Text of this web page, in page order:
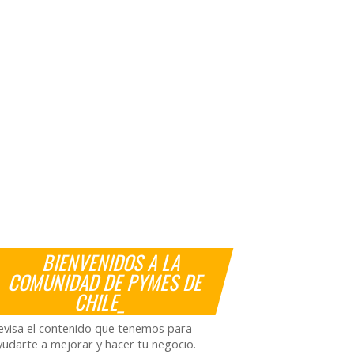
BIENVENIDOS A LA
COMUNIDAD DE PYMES DE
CHILE_
el contenido que tenemos para
a mejorar y hacer tu negocio.